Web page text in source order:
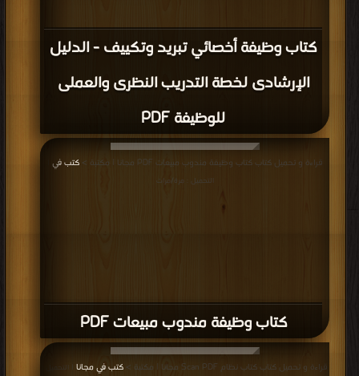
كتاب وظيفة أخصائي تبريد وتكييف - الدليل
الإرشادى لخطة التدريب النظرى والعملى
للوظيفة PDF
كتاب وظيفة مندوب مبيعات PDF
قراءة و تحميل كتاب كتاب وظيفة مندوب مبيعات PDF مجانا | مكتبة > كتب في
التحميل : مرة/مرات
قراءة و تحميل كتاب كتاب نظام Scan PDF مجانا | مكتبة > كتب في مجانا | التحميل :